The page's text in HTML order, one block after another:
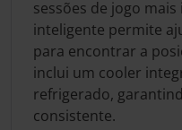
sessões de jogo
inteligente permite
para encontrar a
inclui um cooler
refrigerado,
consistente.